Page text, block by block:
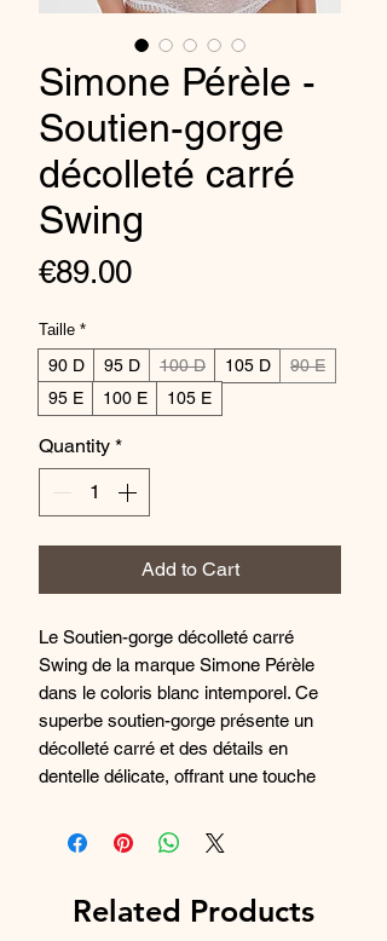
Simone Pérèle -
Soutien-gorge
décolleté carré
Swing
€89.00Price
Taille *
90 D 95 D 100 D 105 D
90 E
95 E
100 E 105 E
Quantity *
Add to Cart
Le Soutien-gorge décolleté carré
Swing de la marque Simone Pérèle
dans le coloris blanc intemporel. Ce
superbe soutien-gorge présente un
décolleté carré et des détails en
dentelle délicate, offrant une touche
conception à armatures offre un
excellent soutien et un excellent
réglables assurent un ajustement
Related Products